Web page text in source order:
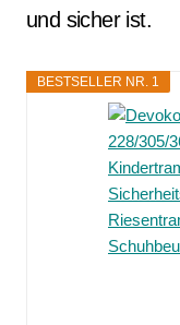
und sicher ist.
BESTSELLER NR. 1